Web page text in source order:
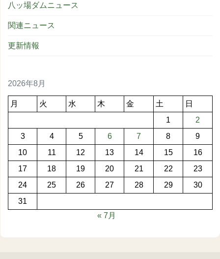
八ッ場ダムニュース
関連ニュース
更新情報
2026年8月
月 火 水 木 金 土
日
1
2
3
4 5 6 7 8
9
10
11 12 13 14 15
16
17
18 19 20 21 22
23
24
25 26 27 28 29
30
31
« 7月